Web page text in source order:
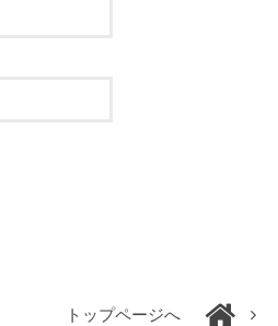
トップページへ